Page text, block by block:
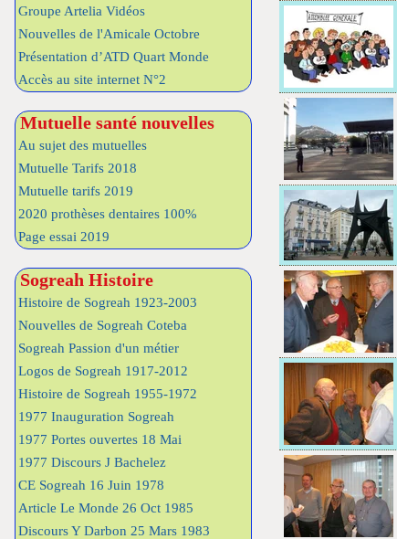
Groupe Artelia Vidéos
Nouvelles de l'Amicale Octobre
Présentation d’ATD Quart Monde
Accès au site internet N°2
Mutuelle santé nouvelles
Au sujet des mutuelles
Mutuelle Tarifs 2018
Mutuelle tarifs 2019
2020 prothèses dentaires 100%
Page essai 2019
Sogreah Histoire
Histoire de Sogreah 1923-2003
Nouvelles de Sogreah Coteba
Sogreah Passion d'un métier
Logos de Sogreah 1917-2012
Histoire de Sogreah 1955-1972
1977 Inauguration Sogreah
1977 Portes ouvertes 18 Mai
1977 Discours J Bachelez
CE Sogreah 16 Juin 1978
Article Le Monde 26 Oct 1985
Discours Y Darbon 25 Mars 1983